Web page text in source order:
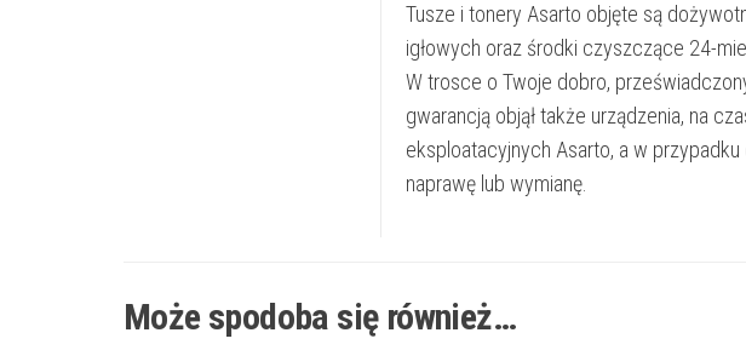
Tusze i tonery Asarto objęte są
igłowych oraz środki czyszczące 24-
W trosce o Twoje dobro,
gwarancją objął także urządzenia, na
eksploatacyjnych Asarto, a w
naprawę lub wymianę.
Może spodoba się również…